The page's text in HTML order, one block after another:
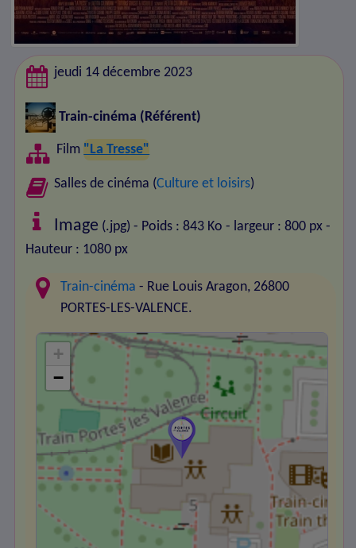
jeudi 14 décembre 2023
Train-cinéma (Référent)
Film "La Tresse"
Salles de cinéma (Culture et loisirs)
Image (.jpg) - Poids : 843 Ko - largeur : 800 px -
Hauteur : 1080 px
Train-cinéma - Rue Louis Aragon, 26800
PORTES-LES-VALENCE.
+
−